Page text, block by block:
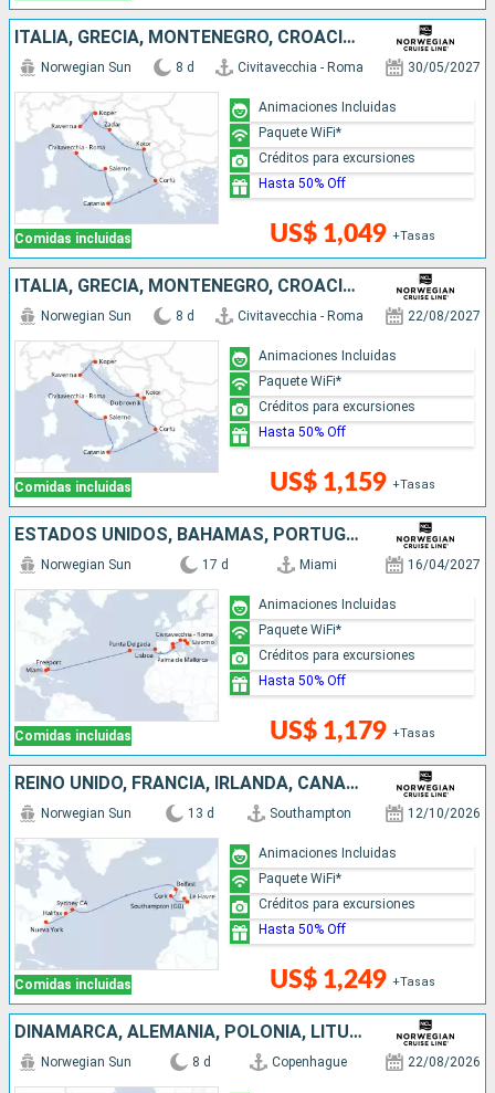
ITALIA, GRECIA, MONTENEGRO, CROACIA, ESLOVENIA
Comidas incluidas
Norwegian Sun 8 d Civitavecchia - Roma 30/05/2027
US$ 1,049 +Tasas
Animaciones Incluidas
Paquete WiFi*
Créditos para excursiones
Hasta 50% Off
ITALIA, GRECIA, MONTENEGRO, CROACIA, ESLOVENIA
Comidas incluidas
Norwegian Sun 8 d Civitavecchia - Roma 22/08/2027
US$ 1,159 +Tasas
Animaciones Incluidas
Paquete WiFi*
Créditos para excursiones
Hasta 50% Off
ESTADOS UNIDOS, BAHAMAS, PORTUGAL, ESPAÑA, FRANCIA, ITALIA
Comidas incluidas
Norwegian Sun 17 d Miami 16/04/2027
US$ 1,179 +Tasas
Animaciones Incluidas
Paquete WiFi*
Créditos para excursiones
Hasta 50% Off
REINO UNIDO, FRANCIA, IRLANDA, CANADÁ, ESTADOS UNIDOS
Comidas incluidas
Norwegian Sun 13 d Southampton 12/10/2026
US$ 1,249 +Tasas
Animaciones Incluidas
Paquete WiFi*
Créditos para excursiones
Hasta 50% Off
DINAMARCA, ALEMANIA, POLONIA, LITUANIA, SUECIA, ESTONIA, FINLANDIA
Norwegian Sun 8 d Copenhague 22/08/2026